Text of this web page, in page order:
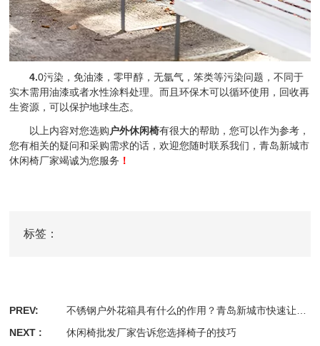
4.0污染，免油漆，零甲醇，无氩气，笨类等污染问题，不同于
实木需用油漆或者水性涂料处理。而且环保木可以循环使用，回收再
生资源，可以保护地球生态。
以上内容对您选购 户外休闲椅有很大的帮助，您可以作为参考，
您有相关的疑问和采购需求的话，欢迎您随时联系我们，青岛新城市
休闲椅厂家竭诚为您服务 ！
标签：
PREV:
NEXT :
休闲椅批发厂家告诉您选择椅子的技巧